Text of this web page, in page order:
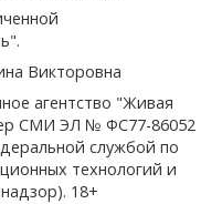
Викторовна
агентство "Живая
СМИ ЭЛ № ФС77-86052
службой по
технологий и
18+